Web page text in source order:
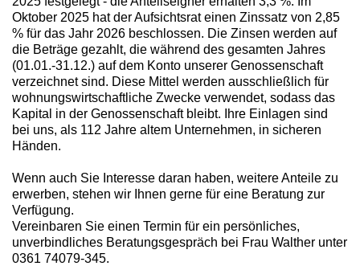
Oktober 2025 hat der Aufsichtsrat einen Zinssatz von 2,85
% für das Jahr 2026 beschlossen. Die Zinsen werden auf
die Beträge gezahlt, die während des gesamten Jahres
(01.01.-31.12.) auf dem Konto unserer Genossenschaft
verzeichnet sind. Diese Mittel werden ausschließlich für
wohnungswirtschaftliche Zwecke verwendet, sodass das
Kapital in der Genossenschaft bleibt. Ihre Einlagen sind
bei uns, als 112 Jahre altem Unternehmen, in sicheren
Händen.
Wenn auch Sie Interesse daran haben, weitere Anteile zu
erwerben, stehen wir Ihnen gerne für eine Beratung zur
Verfügung.
Vereinbaren Sie einen Termin für ein persönliches,
unverbindliches Beratungsgespräch bei Frau Walther unter
0361 74079-345.